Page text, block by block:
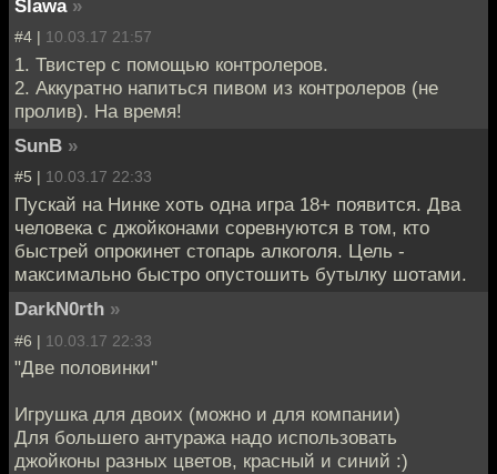
Slawa »
#4 | 10.03.17 21:57
1. Твистер с помощью контролеров.
2. Аккуратно напиться пивом из контролеров (не
пролив). На время!
SunB »
#5 | 10.03.17 22:33
Пускай на Нинке хоть одна игра 18+ появится. Два
человека с джойконами соревнуются в том, кто
быстрей опрокинет стопарь алкоголя. Цель -
максимально быстро опустошить бутылку шотами.
DarkN0rth »
#6 | 10.03.17 22:33
"Две половинки"
Игрушка для двоих (можно и для компании)
Для большего антуража надо использовать
джойконы разных цветов, красный и синий :)